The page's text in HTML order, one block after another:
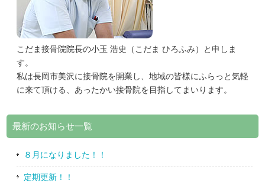
こだま接骨院院長の小玉 浩史（こだま ひろふみ）と申しま
す。
私は長岡市美沢に接骨院を開業し、地域の皆様にふらっと気軽
に来て頂ける、あったかい接骨院を目指してまいります。
最新のお知らせ一覧
８月になりました！！
定期更新！！